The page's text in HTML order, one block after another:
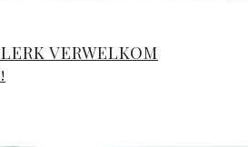
VERWELKOM